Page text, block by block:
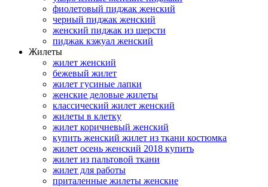
фиолетовый пиджак женский
черный пиджак женский
женский пиджак из шерсти
пиджак кэжуал женский
Жилеты
жилет женский
бежевый жилет
жилет гусиные лапки
женские деловые жилеты
классический жилет женский
жилеты в клетку
жилет коричневый женский
купить женский жилет из ткани костюмка
жилет осень женский 2018 купить
жилет из пальтовой ткани
жилет для работы
приталенные жилеты женские